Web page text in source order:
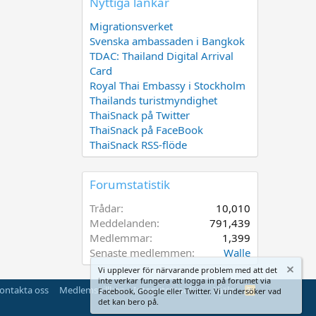
Migrationsverket
Svenska ambassaden i Bangkok
TDAC: Thailand Digital Arrival
Card
Royal Thai Embassy i Stockholm
Thailands turistmyndighet
ThaiSnack på Twitter
ThaiSnack på FaceBook
ThaiSnack RSS-flöde
Forumstatistik
Trådar
10,010
Meddelanden
791,439
Medlemmar
1,399
Senaste medlemmen
Walle
oss Medlemsvillkor Integritetspolicy Hjälp
R
Vi upplever för närvarande problem med att det
inte verkar fungera att logga in på forumet via
Facebook, Google eller Twitter. Vi undersöker vad
det kan bero på.